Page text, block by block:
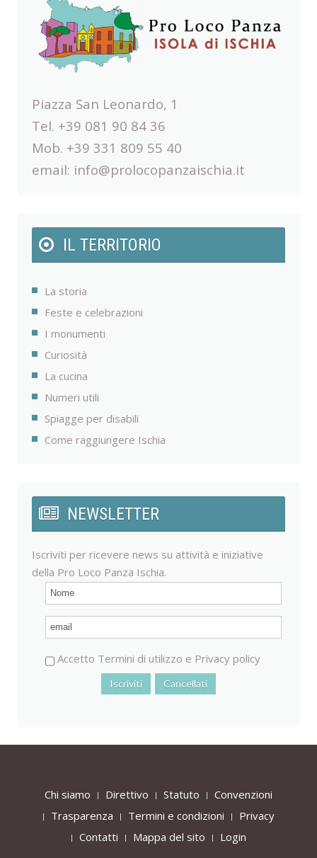
Piazza San Leonardo, 1
Tel. +39 081 90 84 36
Mob. +39 331 809 55 40
email: info@prolocopanzaischia.it
IL TERRITORIO
La storia
Feste e celebrazioni
I monumenti
Curiosità
La cucina
Numeri utili
Spiagge per disabili
Come raggiungere Ischia
NEWSLETTER
Iscriviti per ricevere news su attività e iniziative
della Pro Loco Panza Ischia.
Accetto Termini di utilizzo e Privacy policy
Chi siamo Direttivo Statuto
Convenzioni
Trasparenza
Termini e condizioni
Privacy
Contatti
Mappa del sito Login